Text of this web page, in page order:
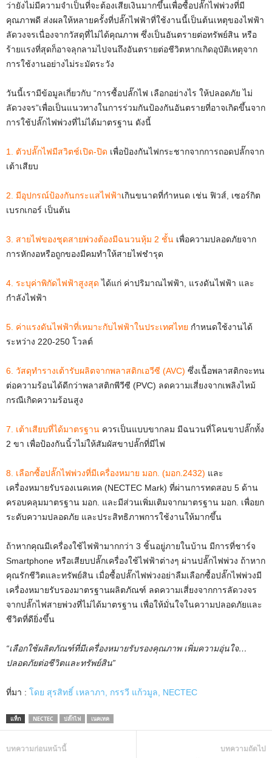
ว่ายังไม่มีความจำเป็นที่จะต้องเสียเงินมากขึ้นเพื่อซื้อปลั๊กไฟพ่วงที่มี
คุณภาพดี ส่งผลให้หลายครั้งที่ปลั๊กไฟฟ้าที่ใช้งานนี้เป็นต้นเหตุของไฟฟ้า
ลัดวงจรเนื่องจากวัสดุที่ไม่ได้คุณภาพ ซึ่งเป็นอันตรายต่อทรัพย์สิน หรือ
ร้ายแรงที่สุดก็อาจลุกลามไปจนถึงอันตรายต่อชีวิตหากเกิดอุบัติเหตุจาก
การใช้งานอย่างไม่ระมัดระวัง
วันนี้เรามีข้อมูลเกี่ยวกับ “การซื้อปลั๊กไฟ เลือกอย่างไร ให้ปลอดภัย ไม่
ลัดวงจร”เพื่อเป็นแนวทางในการร่วมกันป้องกันอันตรายที่อาจเกิดขึ้นจาก
การใช้ปลั๊กไฟพ่วงที่ไม่ได้มาตรฐาน ดังนี้
1. ตัวปลั๊กไฟมีสวิตช์เปิด-ปิด เพื่อป้องกันไฟกระชากจากการถอดปลั๊กจาก
เต้าเสียบ
2. มีอุปกรณ์ป้องกันกระแสไฟฟ้าเกินขนาดที่กำหนด เช่น ฟิวส์, เซอร์กิต
เบรกเกอร์ เป็นต้น
3. สายไฟของชุดสายพ่วงต้องมีฉนวนหุ้ม 2 ชั้น เพื่อความปลอดภัยจาก
การหักงอหรือถูกของมีคมทำให้สายไฟชำรุด
4. ระบุค่าพิกัดไฟฟ้าสูงสุด ได้แก่ ค่าปริมาณไฟฟ้า, แรงดันไฟฟ้า และ
กำลังไฟฟ้า
5. ค่าแรงดันไฟฟ้าที่เหมาะกับไฟฟ้าในประเทศไทย กำหนดใช้งานได้
ระหว่าง 220-250 โวลต์
6. วัสดุทำรางเต้ารับผลิตจากพลาสติกเอวีซี (AVC) ซึ่งเนื้อพลาสติกจะทน
ต่อความร้อนได้ดีกว่าพลาสติกพีวีซี (PVC) ลดความเสี่ยงจากเพลิงไหม้
กรณีเกิดความร้อนสูง
7. เต้าเสียบที่ได้มาตรฐาน ควรเป็นแบบขากลม มีฉนวนที่โคนขาปลั๊กทั้ง
2 ขา เพื่อป้องกันนิ้วไม่ให้สัมผัสขาปลั๊กที่มีไฟ
8. เลือกซื้อปลั๊กไฟพ่วงที่มีเครื่องหมาย มอก. (มอก.2432) และ
เครื่องหมายรับรองเนคเทค (NECTEC Mark) ที่ผ่านการทดสอบ 5 ด้าน
ครอบคลุมมาตรฐาน มอก. และมีส่วนเพิ่มเติมจากมาตรฐาน มอก. เพื่อยก
ระดับความปลอดภัย และประสิทธิภาพการใช้งานให้มากขึ้น
ถ้าหากคุณมีเครื่องใช้ไฟฟ้ามากกว่า 3 ชิ้นอยู่ภายในบ้าน มีการที่ชาร์จ
Smartphone หรือเสียบปลั๊กเครื่องใช้ไฟฟ้าต่างๆ ผ่านปลั๊กไฟพ่วง ถ้าหาก
คุณรักชีวิตและทรัพย์สิน เมื่อซื้อปลั๊กไฟพ่วงอย่าลืมเลือกซื้อปลั๊กไฟพ่วงมี
เครื่องหมายรับรองมาตรฐานผลิตภัณฑ์ ลดความเสี่ยงจากการลัดวงจร
จากปลั๊กไฟสายพ่วงที่ไม่ได้มาตรฐาน เพื่อให้มั่นใจในความปลอดภัยและ
ชีวิตที่ดียิ่งขึ้น
“เลือกใช้ผลิตภัณฑ์ที่มีเครื่องหมายรับรองคุณภาพ เพิ่มความอุ่นใจ…
ปลอดภัยต่อชีวิตและทรัพย์สิน”
ที่มา : โดย สุรสิทธิ์ เหลาภา, กรรวี แก้วมูล, NECTEC
แท็ก NECTEC ปลั๊กไฟ เนคเทค
บทความก่อนหน้านี้ บทความถัดไป